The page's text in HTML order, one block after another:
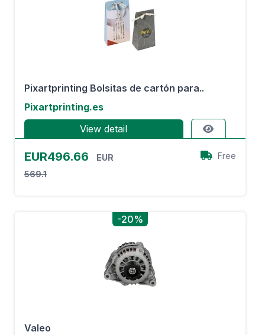
Pixartprinting Bolsitas de cartón para..
Pixartprinting.es
View detail
EUR496.66
EUR
569.1
Free
-20%
Valeo